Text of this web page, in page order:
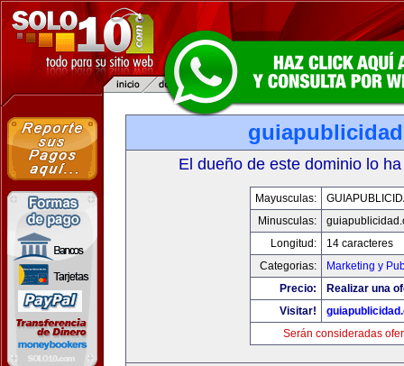
El dueño de este dominio lo
Mayusculas:
Minusculas:
Longitud:
14 caracteres
Categorias:
Marketing y
Precio:
Realizar una
Visitar!
Serán consideradas